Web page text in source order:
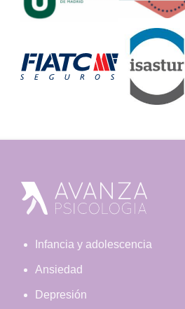
Footer
Infancia y adolescencia
Ansiedad
Depresión